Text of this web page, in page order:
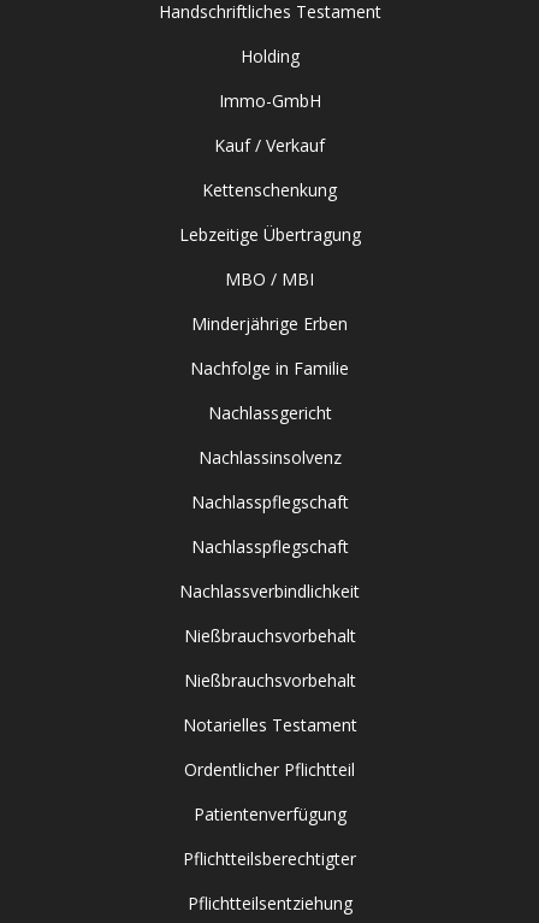
Handschriftliches Testament
Holding
Immo-GmbH
Kauf / Verkauf
Kettenschenkung
Lebzeitige Übertragung
MBO / MBI
Minderjährige Erben
Nachfolge in Familie
Nachlassgericht
Nachlassinsolvenz
Nachlasspflegschaft
Nachlasspflegschaft
Nachlassverbindlichkeit
Nießbrauchsvorbehalt
Nießbrauchsvorbehalt
Notarielles Testament
Ordentlicher Pflichtteil
Patientenverfügung
Pflichtteilsberechtigter
Pflichtteilsentziehung